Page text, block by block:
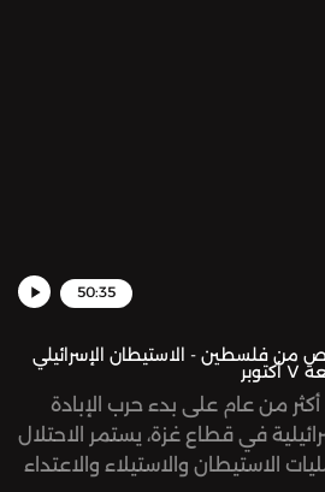
50:35
فلسطين - الاستيطان الإسرائيلي
من عام على بدء حرب الإبادة
في قطاع غزة، يستمر الاحتلال
الاستيطان والاستيلاء والاعتداء